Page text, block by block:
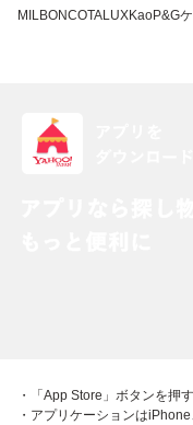
MILBONCOTALUXKaoP&G
・「App Store」ボタンを押
・アプリケーションは